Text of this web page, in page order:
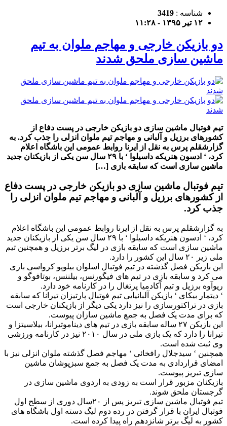
شناسه : 3419
۱۲ تیر ۱۳۹۵ - ۱۱:۲۸
دو بازیکن خارجی و مهاجم ملوان به تیم
ماشین سازی ملحق شدند
تیم فوتبال ماشین سازی دو بازیکن خارجی در پست دفاع از
کشورهای برزیل و آلبانی و مهاجم تیم ملوان انزلی را جذب کرد. به
گزارشقلم پرس به نقل از ایرنا روابط عمومی این باشگاه اعلام
کرد، ‘ ادسون هنریکه داسیلوا ‘ با ۲۹ سال سن یکی از بازیکنان جدید
ماشین سازی است که سابقه بازی […]
تیم فوتبال ماشین سازی دو بازیکن خارجی در پست دفاع
از کشورهای برزیل و آلبانی و مهاجم تیم ملوان انزلی را
جذب کرد.
به گزارشقلم پرس به نقل از ایرنا روابط عمومی این باشگاه اعلام
کرد، ‘ ادسون هنریکه داسیلوا ‘ با ۲۹ سال سن یکی از بازیکنان جدید
ماشین سازی است که سابقه بازی در لیگ برتر برزیل و همچنین تیم
ملی زیر ۲۰ سال این کشور را دارد.
این بازیکن فصل گذشته در تیم فوتبال اسلوان بیلوپو کرواسی بازی
می کرد و سابقه بازی در تیم های فیگورنس، بیلننس، بوتافوگو و
ریوآوه برزیل و تیم آکادمیا پرتغال را در کارنامه خود دارد.
‘ دیتمار بیکای ‘ بازیکن آلبانیایی تیم فوتبال پارتیزان تیرانا که سابقه
بازی در تراکتورسازی را نیز دارد یکی دیگر از بازیکنان خارجی است
که برای مدت یک فصل به جمع ماشین سازان پیوست.
این بازیکن ۲۷ ساله سابقه بازی در تیم های دیناموتیرانا، بیلاسیتزا و
تیرانا را دارد که یک بازی ملی در سال ۲۰۱۰ نیز در کارنامه ورزشی
وی ثبت شده است.
همچنین ‘ سیدجلال رافخائی ‘ مهاجم فصل گذشته ملوان انزلی نیز با
امضای قراردادی به مدت یک فصل به جمع سبزپوشان ماشین
سازی تبریز پیوست.
بازیکنان مزبور قرار است به زودی به اردوی ماشین سازی در
گرجستان ملحق شوند.
تیم فوتبال ماشین سازی تبریز پس از ۲۰سال دوری از سطح اول
فوتبال ایران با قرار گرفتن در رده دوم لیگ دسته اول باشگاه های
کشور به لیگ برتر شانزدهم راه پیدا کرده است.